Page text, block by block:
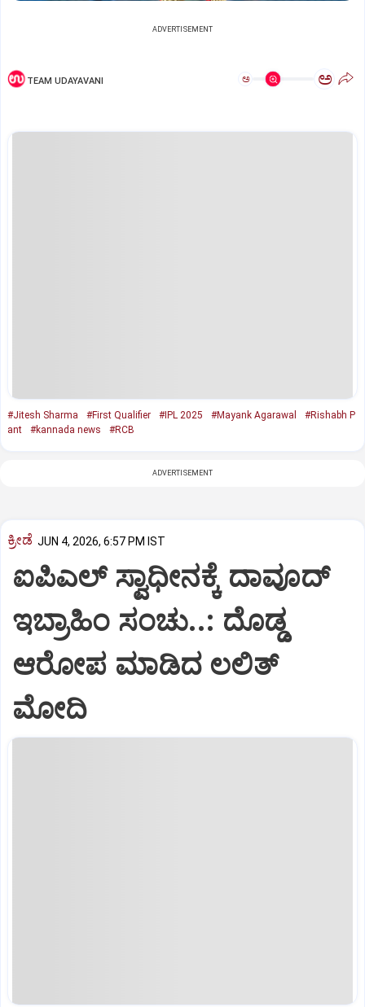
ADVERTISEMENT
TEAM UDAYAVANI ಅ ಅ
#Jitesh Sharma #First Qualifier #IPL 2025 #Mayank Agarawal
#Rishabh P
ant
#kannada news #RCB
ADVERTISEMENT
ಕ್ರೀಡೆ JUN 4, 2026, 6:57 PM IST
ಐಪಿಎಲ್ ಸ್ವಾಧೀನಕ್ಕೆ ದಾವೂದ್
ಇಬ್ರಾಹಿಂ ಸಂಚು..: ದೊಡ್ಡ
ಆರೋಪ ಮಾಡಿದ ಲಲಿತ್‌
ಮೋದಿ